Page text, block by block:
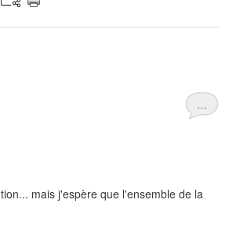
…
mais j'espère que l'ensemble de la